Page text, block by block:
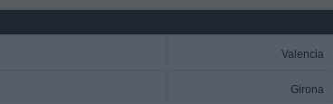
Valencia
Girona